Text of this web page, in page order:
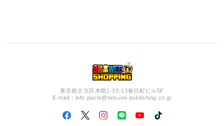
東京都文京区本郷1-33-13春日町ビル5F
E-mail： info.pachi@tatsumi-publishing.co.jp